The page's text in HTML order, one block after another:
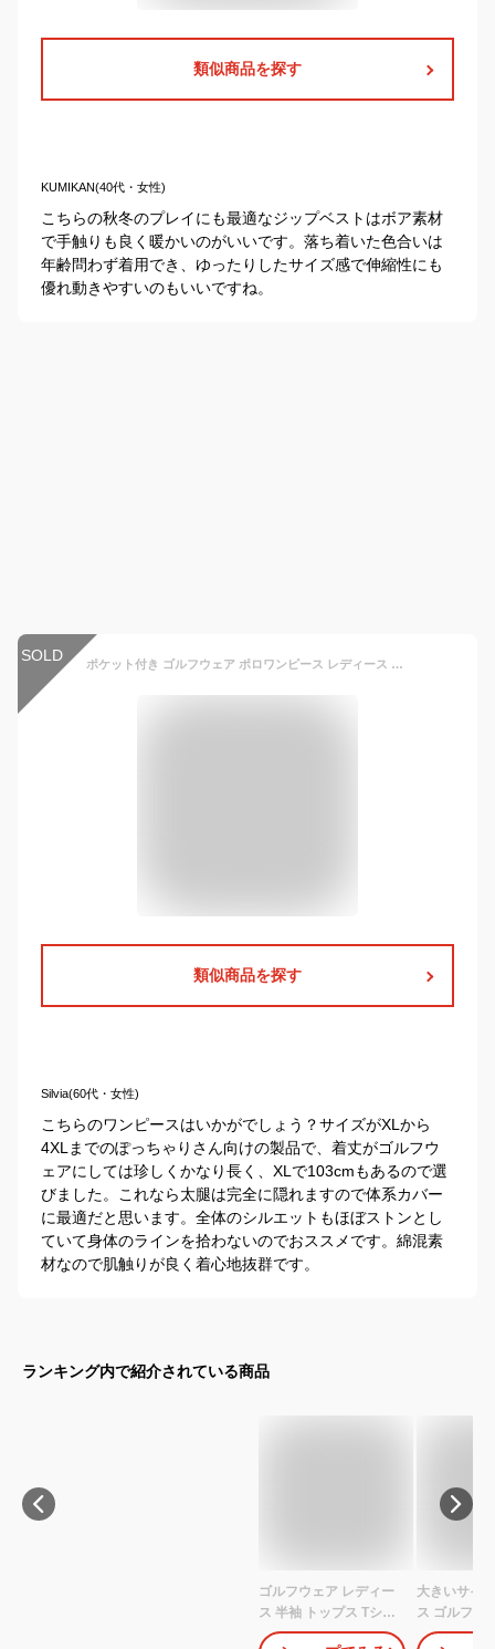
類似商品を探す
KUMIKAN(40代・女性)
こちらの秋冬のプレイにも最適なジップベストはボア素材
で手触りも良く暖かいのがいいです。落ち着いた色合いは
年齢問わず着用でき、ゆったりしたサイズ感で伸縮性にも
優れ動きやすいのもいいですね。
SOLD ポケット付き ゴルフウェア ポロワンピース レディース ゆったり 大きいサイズ スポーツチュニック ゴルフワンピース ロングポロシャツ プリント 通気吸汗 半袖 polo Aライン 女性用 テニスウェア カジュアル 運動着 可愛い golf
類似商品を探す
Silvia(60代・女性)
こちらのワンピースはいかがでしょう？サイズがXLから
4XLまでのぽっちゃりさん向けの製品で、着丈がゴルフウ
ェアにしては珍しくかなり長く、XLで103cmもあるので選
びました。これなら太腿は完全に隠れますので体系カバー
に最適だと思います。全体のシルエットもほぼストンとし
ていて身体のラインを拾わないのでおススメです。綿混素
材なので肌触りが良く着心地抜群です。
ランキング内で紹介されている商品
ゴルフウェア レディー
ス 半袖 トップス Tシャ
ツ メンズ ユニセックス
大きいサイ
ス ゴルフウ
りルーズセ